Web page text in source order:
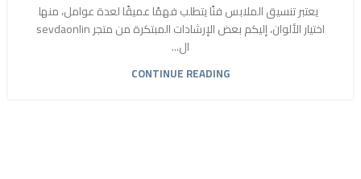
يعتبر تنسيق الملابس فنًا يتطلب فهمًا عميقًا لعدة عوامل، منها
اختيار الألوان، إليكم بعض الإرشادات المبتكرة من متجر sevdaonlin
ال...
CONTINUE READING